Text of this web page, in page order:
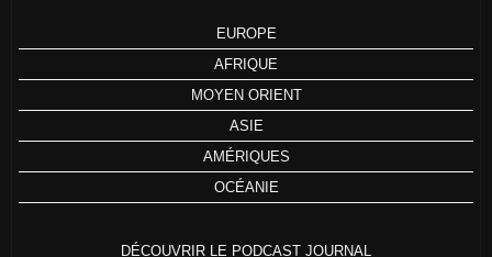
EUROPE
AFRIQUE
MOYEN ORIENT
ASIE
AMÉRIQUES
OCÉANIE
DÉCOUVRIR LE PODCAST JOURNAL